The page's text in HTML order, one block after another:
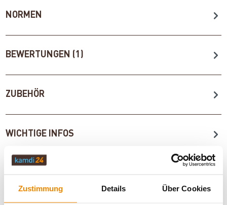
Zustimmung Details Über Cookies
NORMEN
BEWERTUNGEN (1)
ZUBEHÖR
WICHTIGE INFOS